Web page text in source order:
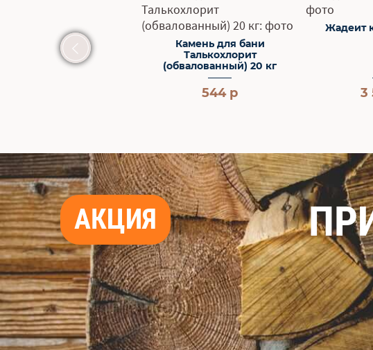
Камень для бани
Талькохлорит
(обвалованный) 20 кг
Жадеит колотый 20 кг
3 570 р
Жадеит
АКЦИЯ